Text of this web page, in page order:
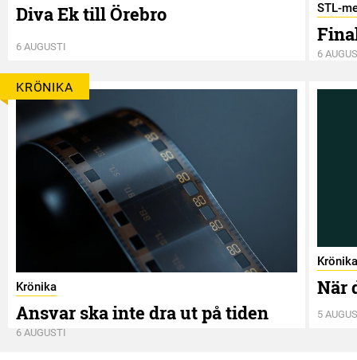
Diva Ek till Örebro
6 AUGUSTI
STL-
6
KRÖNIKA
Krönika
Ansvar ska inte dra ut på tiden
6 AUGUSTI
Krönika
När
5